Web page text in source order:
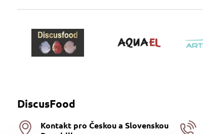
DiscusFood
Kontakt pro Českou a Slovenskou